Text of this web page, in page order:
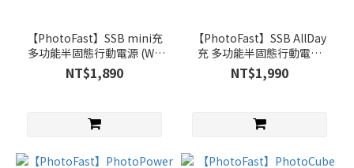
【PhotoFast】SSB mini充
多功能半固態行動電源 (Wh
標示/CCC認證)
NT$1,890
【PhotoFast】SSB AllDay
充 多功能半固態行動電源
(Wh標示可上飛機)
NT$1,990